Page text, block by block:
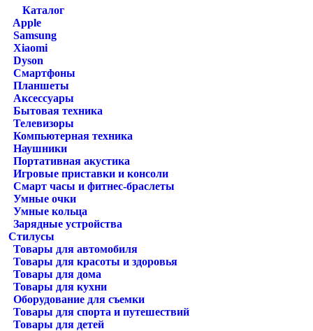
Каталог
Apple
Samsung
Xiaomi
Dyson
Смартфоны
Планшеты
Аксессуары
Бытовая техника
Телевизоры
Компьютерная техника
Наушники
Портативная акустика
Игровые приставки и консоли
Смарт часы и фитнес-браслеты
Умные очки
Умные кольца
Зарядные устройства
Стилусы
Товары для автомобиля
Товары для красоты и здоровья
Товары для дома
Товары для кухни
Оборудование для съемки
Товары для спорта и путешествий
Товары для детей